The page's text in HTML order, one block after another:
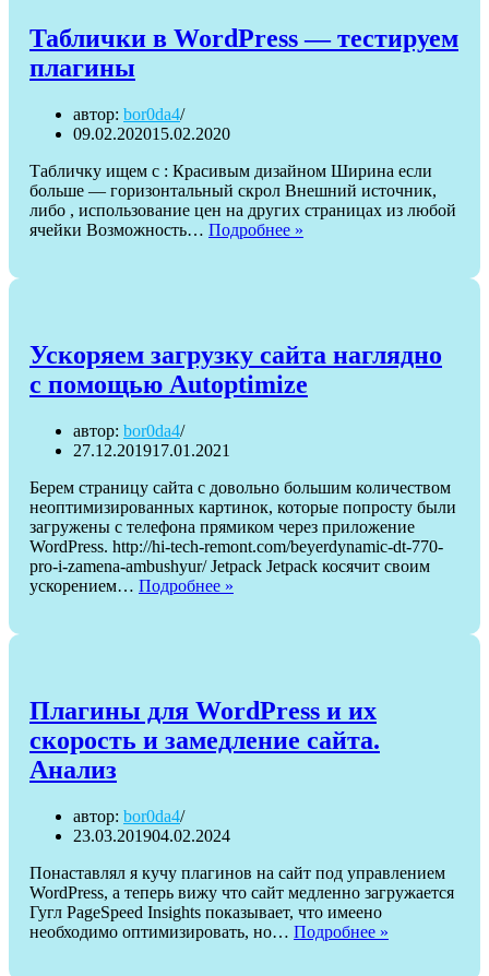
Generate
Press
Таблички в WordPress — тестируем
плагины
автор: bor0da4
09.02.202015.02.2020
Табличку ищем с : Красивым дизайном Ширина если
больше — горизонтальный скрол Внешний источник,
либо , использование цен на других страницах из любой
ячейки Возможность… Подробнее »
Ускоряем загрузку сайта наглядно
с помощью Autoptimize
автор: bor0da4
27.12.201917.01.2021
Берем страницу сайта с довольно большим количеством
неоптимизированных картинок, которые попросту были
загружены с телефона прямиком через приложение
WordPress. http://hi-tech-remont.com/beyerdynamic-dt-770-
pro-i-zamena-ambushyur/ Jetpack Jetpack косячит своим
ускорением… Подробнее »
Autoptimize
Плагины для WordPress и их
скорость и замедление сайта.
Анализ
автор: bor0da4
23.03.201904.02.2024
Понаставлял я кучу плагинов на сайт под управлением
WordPress, а теперь вижу что сайт медленно загружается
Гугл PageSpeed Insights показывает, что имеено
необходимо оптимизировать, но… Подробнее »